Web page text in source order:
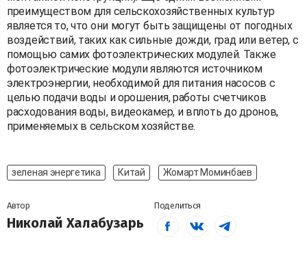
преимуществом для сельскохозяйственных культур
является то, что они могут быть защищены от погодных
воздействий, таких как сильные дожди, град или ветер, с
помощью самих фотоэлектрических модулей. Также
фотоэлектрические модули являются источником
электроэнергии, необходимой для питания насосов с
целью подачи воды и орошения, работы счетчиков
расходования воды, видеокамер, и вплоть до дронов,
применяемых в сельском хозяйстве.
зеленая энергетика Китай Жомарт Моминбаев
Автор
Николай Халабузарь
Поделиться